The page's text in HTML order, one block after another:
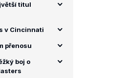
titul
v Cincinnati
přenosu
boj o